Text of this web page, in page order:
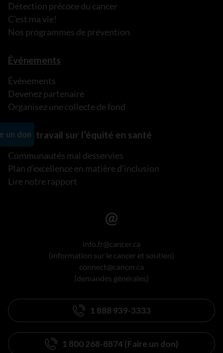
Détection précoce du cancer
C’est ma vie!
Nos programmes de prévention
Événements
Événements
Devenez partenaire
Organisez une collecte de fond
Notre travail sur l’équité en santé
Communautés mal desservies
Plan d’excellence en matière d’inclusion
Lire notre rapport
info.fr@cancer.ca
(information sur le cancer et soutien)
connect@cancer.ca
(demandes générales)
1 888 939-3333
1 800 268-8874 (Faire un don)